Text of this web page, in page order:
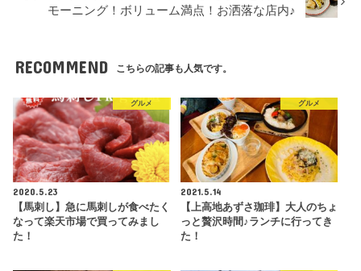
モーニング！ボリューム満点！お洒落な店内♪
RECOMMEND こちらの記事も人気です。
グルメ
2020.5.23
【馬刺し】急に馬刺しが食べたく
なって楽天市場で買ってみまし
た！
グルメ
2021.5.14
【上高地あずさ珈琲】大人のちょ
っと贅沢時間♪ランチに行ってき
た！